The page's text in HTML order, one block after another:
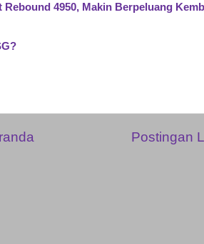
Rebound 4950, Makin Berpeluang
Postingan